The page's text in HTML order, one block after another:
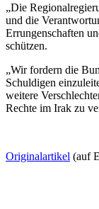
„Die
und die
Errungenschaften
schützen.
„Wir fordern die
Schuldigen
weitere
Rechte im Irak zu
Originalartikel (auf